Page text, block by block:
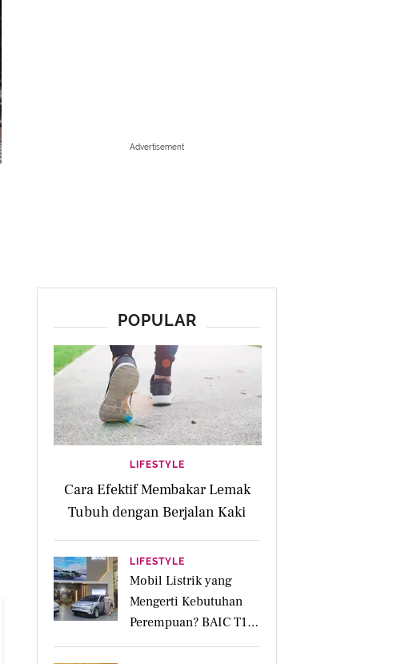
Advertisement
POPULAR
LIFESTYLE
Cara Efektif Membakar Lemak
Tubuh dengan Berjalan Kaki
LIFESTYLE
Mobil Listrik yang
Mengerti Kebutuhan
Perempuan? BAIC T1
Punya Kabin Lapang